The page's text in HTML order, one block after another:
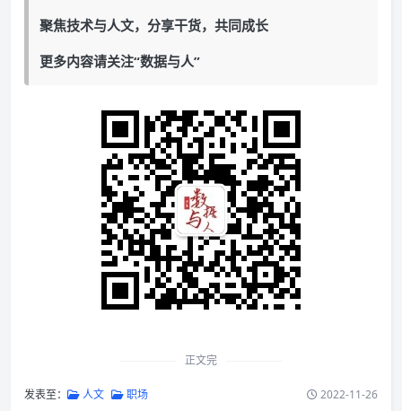
聚焦技术与人文，分享干货，共同成长
更多内容请关注“数据与人”
正文完
发表至： 人文 职场 2022-11-26